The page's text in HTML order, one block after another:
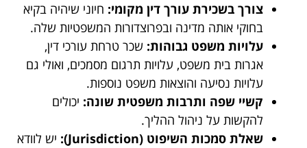
צורך בשכירת עורך דין מקומי: חיוני שיהיה בקיא
בחוקי אותה מדינה ובפרוצדורות המשפטיות שלה.
עלויות משפט גבוהות: שכר טרחת עורכי דין,
אגרות בית משפט, עלויות תרגום מסמכים, ואולי גם
עלויות נסיעה והוצאות משפט נוספות.
קשיי שפה ותרבות משפטית שונה: יכולים
להקשות על ניהול ההליך.
שאלת סמכות השיפוט (Jurisdiction):
יש לוודא